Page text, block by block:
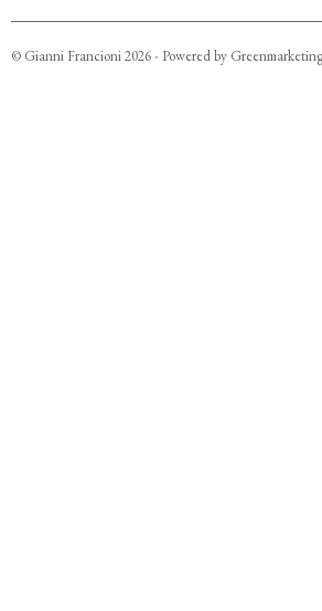
© Gianni Francioni2026- Powered by Greenmarketing